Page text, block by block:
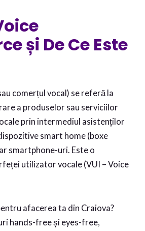
și De Ce Este
comerțul vocal) se referă la
a produselor sau serviciilor
prin intermediul asistenților
smart home (boxe
smartphone-uri. Este o
utilizator vocale (VUI – Voice
afacerea ta din Craiova?
hands-free și eyes-free,